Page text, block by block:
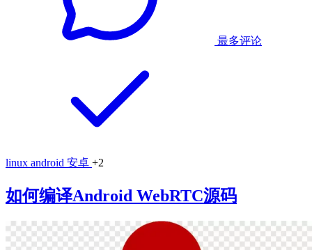
最多评论
linux android 安卓 +2
如何编译Android WebRTC源码